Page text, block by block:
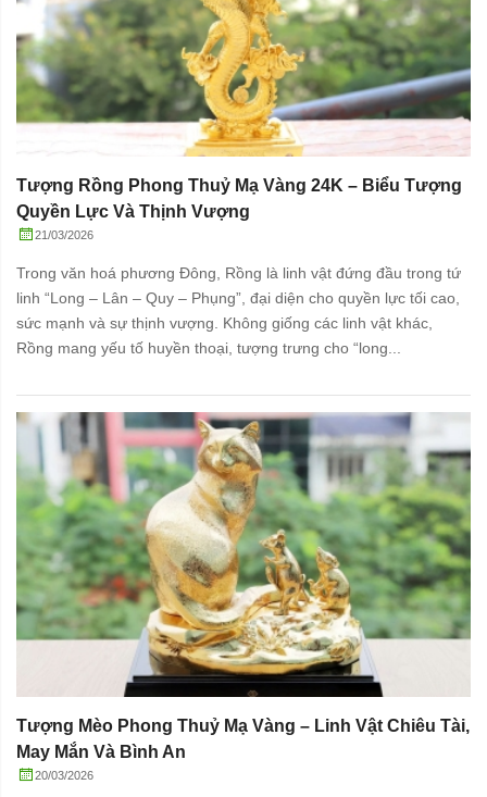
Tượng Rồng Phong Thuỷ Mạ Vàng 24K – Biểu Tượng
Quyền Lực Và Thịnh Vượng
21/03/2026
Trong văn hoá phương Đông, Rồng là linh vật đứng đầu trong tứ
linh “Long – Lân – Quy – Phụng”, đại diện cho quyền lực tối cao,
sức mạnh và sự thịnh vượng. Không giống các linh vật khác,
Rồng mang yếu tố huyền thoại, tượng trưng cho “long...
Tượng Mèo Phong Thuỷ Mạ Vàng – Linh Vật Chiêu Tài,
May Mắn Và Bình An
20/03/2026